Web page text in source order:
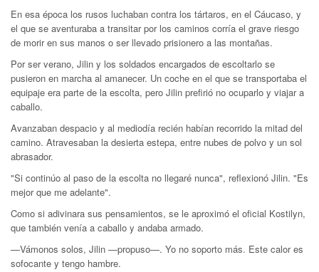
En esa época los rusos luchaban contra los tártaros, en el Cáucaso, y
el que se aventuraba a transitar por los caminos corría el grave riesgo
de morir en sus manos o ser llevado prisionero a las montañas.
Por ser verano, Jilin y los soldados encargados de escoltarlo se
pusieron en marcha al amanecer. Un coche en el que se transportaba el
equipaje era parte de la escolta, pero Jilin prefirió no ocuparlo y viajar a
caballo.
Avanzaban despacio y al mediodía recién habían recorrido la mitad del
camino. Atravesaban la desierta estepa, entre nubes de polvo y un sol
abrasador.
"Si continúo al paso de la escolta no llegaré nunca", reflexionó Jilin. "Es
mejor que me adelante".
Como si adivinara sus pensamientos, se le aproximó el oficial Kostilyn,
que también venía a caballo y andaba armado.
—Vámonos solos, Jilin —propuso—. Yo no soporto más. Este calor es
sofocante y tengo hambre.